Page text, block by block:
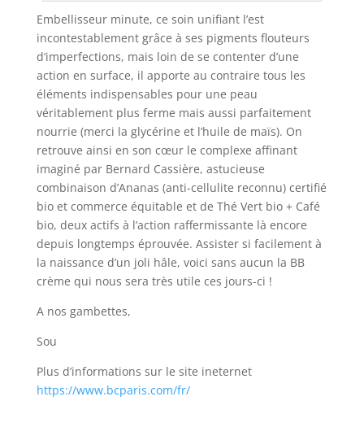
Embellisseur minute, ce soin unifiant l’est
incontestablement grâce à ses pigments flouteurs
d’imperfections, mais loin de se contenter d’une
action en surface, il apporte au contraire tous les
éléments indispensables pour une peau
véritablement plus ferme mais aussi parfaitement
nourrie (merci la glycérine et l’huile de maïs). On
retrouve ainsi en son cœur le complexe affinant
imaginé par Bernard Cassière, astucieuse
combinaison d’Ananas (anti-cellulite reconnu) certifié
bio et commerce équitable et de Thé Vert bio + Café
bio, deux actifs à l’action raffermissante là encore
depuis longtemps éprouvée. Assister si facilement à
la naissance d’un joli hâle, voici sans aucun la BB
crème qui nous sera très utile ces jours-ci !
A nos gambettes,
Sou
Plus d’informations sur le site ineternet
https://www.bcparis.com/fr/